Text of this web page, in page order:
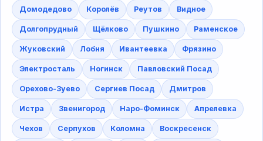
Домодедово Королёв Реутов Видное
Долгопрудный Щёлково Пушкино Раменское
Жуковский Лобня Ивантеевка Фрязино
Электросталь Ногинск Павловский Посад
Орехово-Зуево Сергиев Посад Дмитров
Истра Звенигород Наро-Фоминск Апрелевка
Чехов Серпухов Коломна Воскресенск